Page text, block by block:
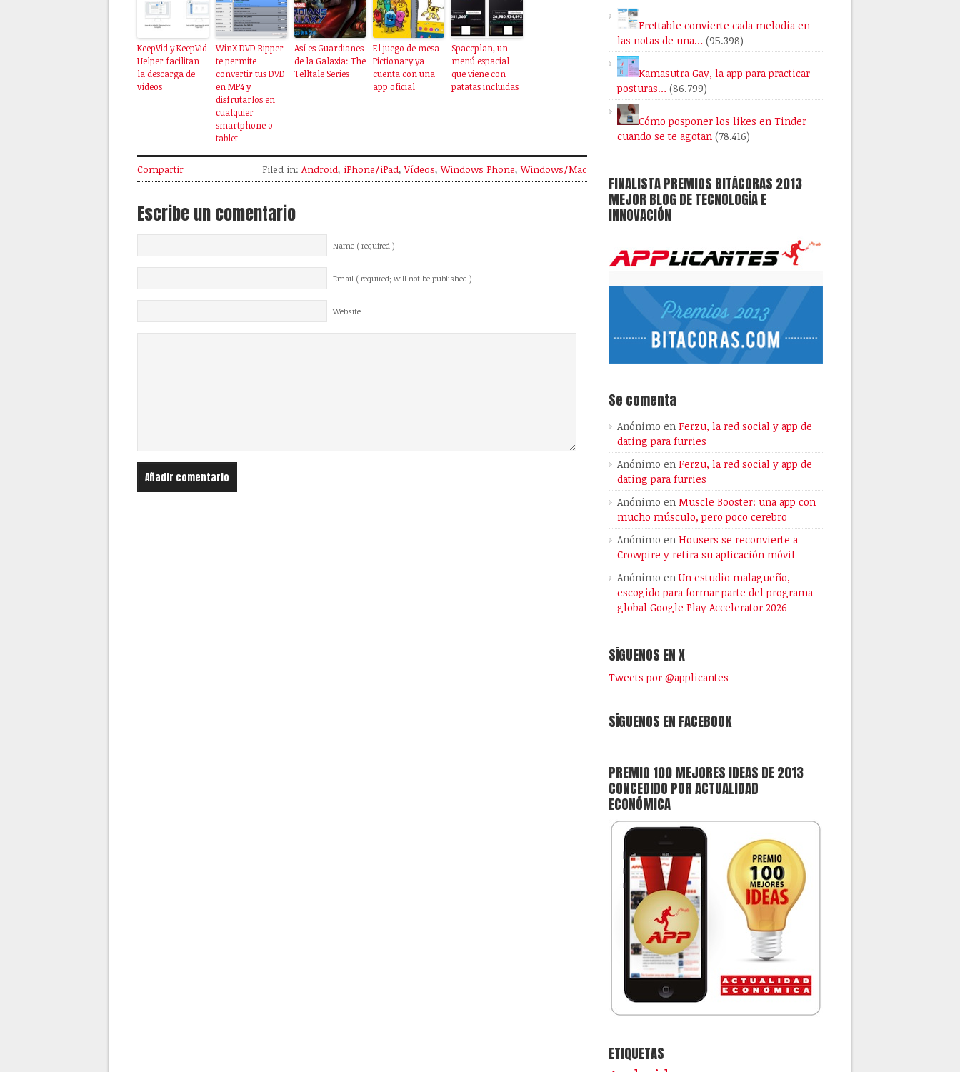
KeepVid y KeepVid
Helper facilitan
la descarga de
vídeos
WinX DVD Ripper
te permite
convertir tus DVD
en MP4 y
disfrutarlos en
cualquier
smartphone o
tablet
Así es Guardianes
de la Galaxia: The
Telltale Series
El juego de mesa
Pictionary ya
cuenta con una
app oficial
Spaceplan, un
menú espacial
que viene con
patatas incluidas
Compartir Filed in: Android, iPhone/iPad,Vídeos,Windows Phone,Windows/Mac
Escribe un comentario
Name ( required )
Email ( required; will not be published )
Website
Frettable convierte cada melodía en
las notas de una… (95.398)
Kamasutra Gay, la app para practicar
posturas… (86.799)
Cómo posponer los likes en Tinder
cuando se te agotan (78.416)
FINALISTA PREMIOS BITÁCORAS 2013
MEJOR BLOG DE TECNOLOGÍA E
INNOVACIÓN
Se comenta
Anónimo en Ferzu, la red social y app de
dating para furries
Anónimo en Ferzu, la red social y app de
dating para furries
Anónimo en Muscle Booster: una app con
mucho músculo, pero poco cerebro
Anónimo en Housers se reconvierte a
Crowpire y retira su aplicación móvil
Anónimo enUn estudio malagueño,
escogido para formar parte del programa
global Google Play Accelerator 2026
SÍGUENOS EN X
Tweets por @applicantes
SÍGUENOS EN FACEBOOK
PREMIO 100 MEJORES IDEAS DE 2013
CONCEDIDO POR ACTUALIDAD
ECONÓMICA
ETIQUETAS